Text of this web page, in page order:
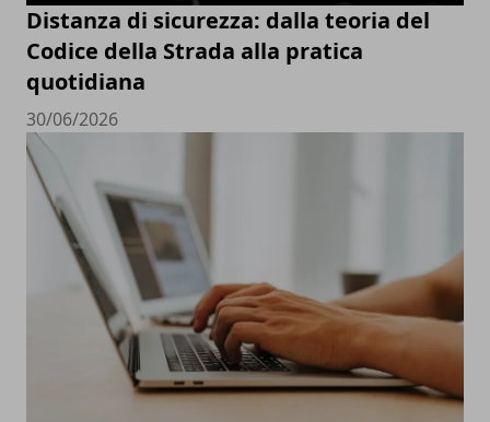
Distanza di sicurezza: dalla teoria del
Codice della Strada alla pratica
quotidiana
30/06/2026